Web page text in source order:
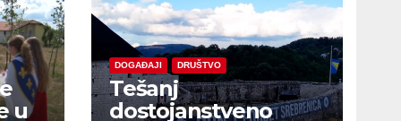
u
DOGAĐAJI DRUŠTVO
Tešanj
dostojanstveno